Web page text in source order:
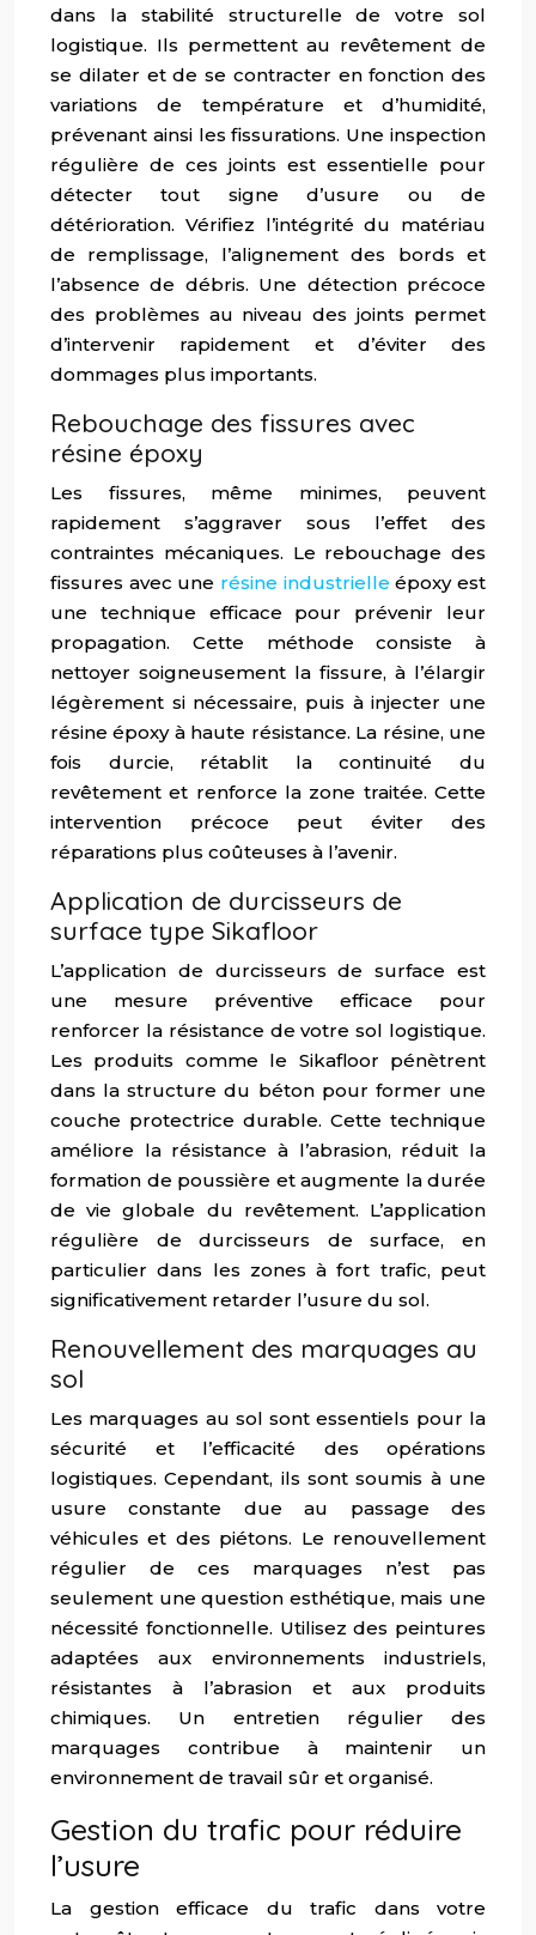
dans la stabilité structurelle de votre sol
logistique. Ils permettent au revêtement de
se dilater et de se contracter en fonction des
variations de température et d’humidité,
prévenant ainsi les fissurations. Une inspection
régulière de ces joints est essentielle pour
détecter tout signe d’usure ou de
détérioration. Vérifiez l’intégrité du matériau
de remplissage, l’alignement des bords et
l’absence de débris. Une détection précoce
des problèmes au niveau des joints permet
d’intervenir rapidement et d’éviter des
dommages plus importants.
Rebouchage des fissures avec
résine époxy
Les fissures, même minimes, peuvent
rapidement s’aggraver sous l’effet des
contraintes mécaniques. Le rebouchage des
fissures avec une résine industrielleépoxy est
une technique efficace pour prévenir leur
propagation. Cette méthode consiste à
nettoyer soigneusement la fissure, à l’élargir
légèrement si nécessaire, puis à injecter une
résine époxy à haute résistance. La résine, une
fois durcie, rétablit la continuité du
revêtement et renforce la zone traitée. Cette
intervention précoce peut éviter des
réparations plus coûteuses à l’avenir.
Application de durcisseurs de
surface type Sikafloor
L’application de durcisseurs de surface est
une mesure préventive efficace pour
renforcer la résistance de votre sol logistique.
Les produits comme le Sikafloor pénètrent
dans la structure du béton pour former une
couche protectrice durable. Cette technique
améliore la résistance à l’abrasion, réduit la
formation de poussière et augmente la durée
de vie globale du revêtement. L’application
régulière de durcisseurs de surface, en
particulier dans les zones à fort trafic, peut
significativement retarder l’usure du sol.
Renouvellement des marquages au
sol
Les marquages au sol sont essentiels pour la
sécurité et l’efficacité des opérations
logistiques. Cependant, ils sont soumis à une
usure constante due au passage des
véhicules et des piétons. Le renouvellement
régulier de ces marquages n’est pas
seulement une question esthétique, mais une
nécessité fonctionnelle. Utilisez des peintures
adaptées aux environnements industriels,
résistantes à l’abrasion et aux produits
chimiques. Un entretien régulier des
marquages contribue à maintenir un
environnement de travail sûr et organisé.
Gestion du trafic pour réduire
l’usure
La gestion efficace du trafic dans votre